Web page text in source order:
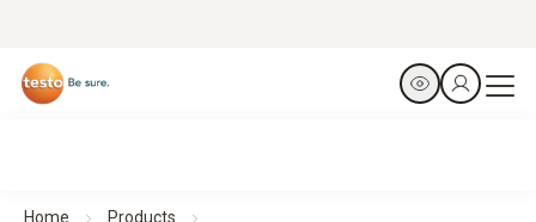
Home Products